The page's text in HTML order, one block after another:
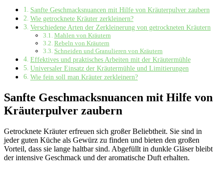
Sanfte Geschmacksnuancen mit Hilfe von Kräuterpulver zaubern
Wie getrocknete Kräuter zerkleinern?
Verschiedene Arten der Zerkleinerung von getrockneten Kräutern
Mahlen von Kräutern
Rebeln von Kräutern
Schneiden und Granulieren von Kräutern
Effektives und praktisches Arbeiten mit der Kräutermühle
Universaler Einsatz der Kräutermühle und Limitierungen
Wie fein soll man Kräuter zerkleinern?
Sanfte Geschmacksnuancen mit Hilfe von
Kräuterpulver zaubern
Getrocknete Kräuter erfreuen sich großer Beliebtheit. Sie sind in
jeder guten Küche als Gewürz zu finden und bieten den großen
Vorteil, dass sie lange haltbar sind. Abgefüllt in dunkle Gläser bleibt
der intensive Geschmack und der aromatische Duft erhalten.